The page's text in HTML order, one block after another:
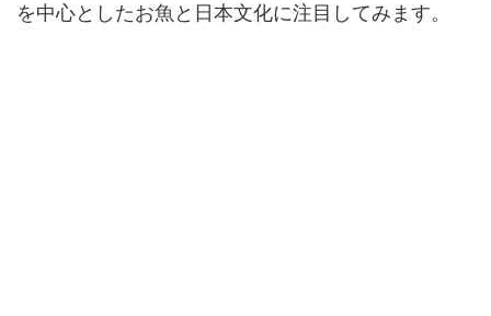
を中心としたお魚と日本文化に注目してみます。